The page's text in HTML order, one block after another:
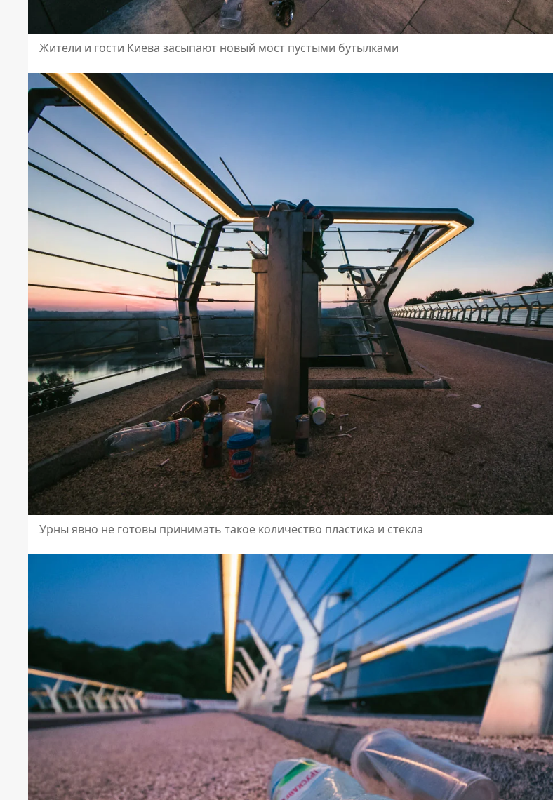
Жители и гости Киева засыпают новый мост пустыми бутылками
Урны явно не готовы принимать такое количество пластика и стекла